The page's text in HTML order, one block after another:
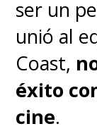
ser un
unió al
Coast,
éxito
cine.